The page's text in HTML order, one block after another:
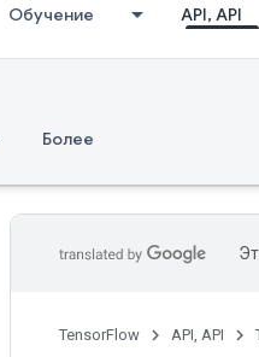
Обучение API, API
Более
TensorFlow API, API